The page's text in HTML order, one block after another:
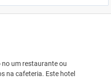
no um restaurante ou
na cafeteria. Este hotel